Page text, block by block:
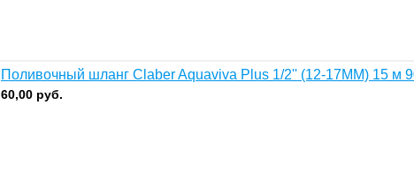
Поливочный шланг Claber Aquaviva Plus 1/2'' (12-17MM) 15 м
60,00 руб.